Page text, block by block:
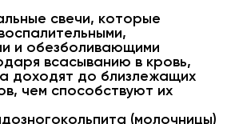
свечи, которые
и обезболивающими
всасыванию в кровь,
доходят до близлежащих
чем способствуют их
(молочницы)